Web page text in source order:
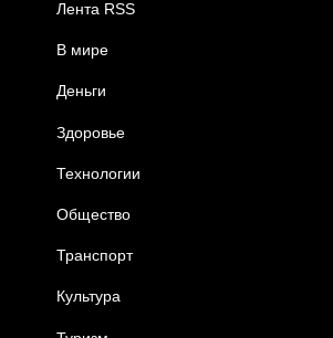
Лента RSS
В мире
Деньги
Здоровье
Технологии
Общество
Транспорт
Культура